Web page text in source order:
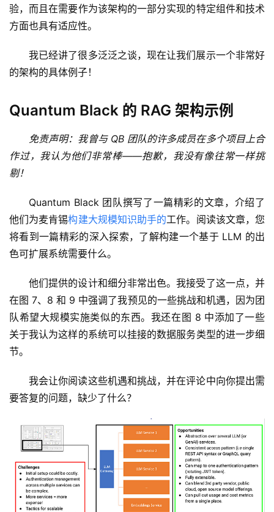
验，而且在需要作为该架构的一部分实现的特定组件和技术
方面也具有适应性。
我已经讲了很多泛泛之谈，现在让我们展示一个非常好
的架构的具体例子！
Quantum Black 的 RAG 架构示例
免责声明：我曾与 QB 团队的许多成员在多个项目上合
作过，我认为他们非常棒——抱歉，我没有像往常一样挑
剔！
Quantum Black 团队撰写了一篇精彩的文章，介绍了
他们为麦肯锡构建大规模知识助手的工作。阅读该文章，您
将看到一篇精彩的深入探索，了解构建一个基于 LLM 的出
色可扩展系统需要什么。
他们提供的设计和细分非常出色。我接受了这一点，并
在图 7、8 和 9 中强调了我预见的一些挑战和机遇，因为团
队希望大规模实施类似的东西。我还在图 8 中添加了一些
关于我认为这样的系统可以挂接的数据服务类型的进一步细
节。
我会让你阅读这些机遇和挑战，并在评论中向你提出需
要答复的问题，缺少了什么？